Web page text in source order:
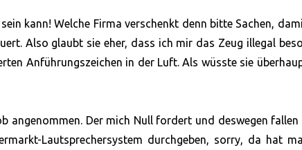
kann! Welche Firma verschenkt denn bitte Sachen,
Also glaubt sie eher, dass ich mir das Zeug illegal
Anführungszeichen in der Luft. Als wüsste sie
angenommen. Der mich Null fordert und deswegen
Lautsprechersystem durchgeben, sorry, da hat